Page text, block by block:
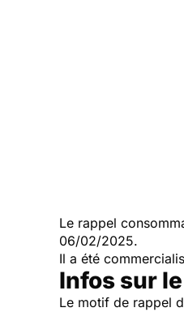
Le rappel
06/02/2025.
Il a été
Infos sur
Le motif de rappel